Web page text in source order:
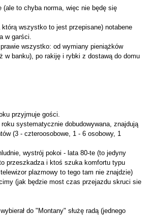
(ale to chyba norma, więc nie będę się
którą wszystko to jest przepisane) notabene
w garści.
wszystko: od wymiany pieniążków
w banku), po rakiję i rybki z dostawą do domu
przyjmuje gości.
systematycznie dobudowywana, znajdują
(3 - czteroosobowe, 1 - 6 osobowy, 1
wystrój pokoi - lata 80-te (to jedyny
przeszkadza i ktoś szuka komfortu typu
plazmowy to tego tam nie znajdzie)
(jak będzie most czas przejazdu skruci sie
do "Montany" służę radą (jednego